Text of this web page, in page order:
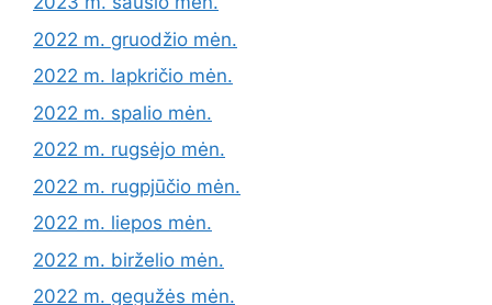
2022 m. gruodžio mėn.
2022 m. lapkričio mėn.
2022 m. spalio mėn.
2022 m. rugsėjo mėn.
2022 m. rugpjūčio mėn.
2022 m. liepos mėn.
2022 m. birželio mėn.
2022 m. gegužės mėn.